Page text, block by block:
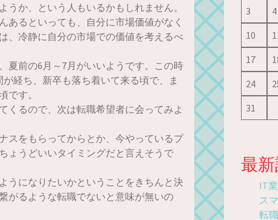
か、という人もいるかもしれません。
あるといっても、自分に市場価値がなく
、冷静に自分の市場での価値を考えるべ
夏前の6月～7月がいいようです。この時
経ち、新卒も落ち着いて来る頃で、ま
です。
くるので、次は転職希望者に会ってみよ
スをもらってからとか、今やっているプ
ょうどいいタイミングだと言えそうで
うになりたいかということをきちんと決
がるような転職でないと意味が無いの
3
4
10
17
24
31
最
IT
ス
転